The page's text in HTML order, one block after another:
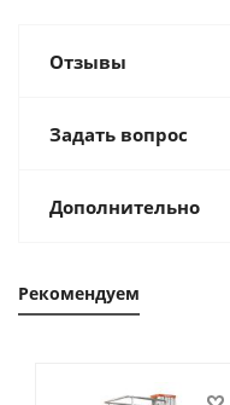
Отзывы
Задать вопрос
Дополнительно
Рекомендуем